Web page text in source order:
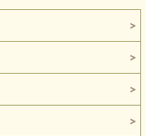
ージ下部のリンクからご
く広がる、綿100％の広幅
ルマリン加工でお子様向
す。